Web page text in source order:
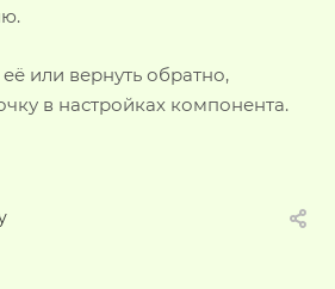
или вернуть обратно,
в настройках компонента.